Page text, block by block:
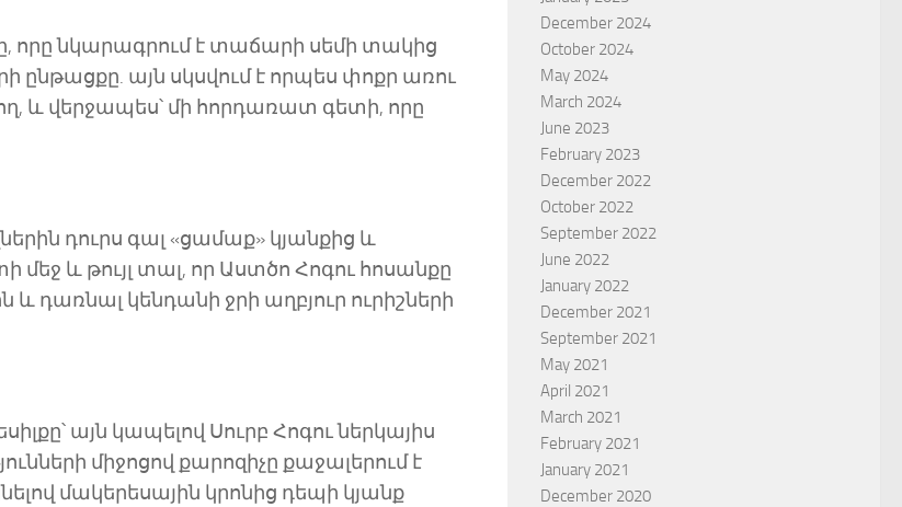
որը նկարագրում է տաճարի սեմի տակից
ընթացքը. այն սկսվում է որպես փոքր առու
և վերջապես՝ մի հորդառատ գետի, որը
դուրս գալ «ցամաք» կյանքից և
և թույլ տալ, որ Աստծո Հոգու հոսանքը
և դառնալ կենդանի ջրի աղբյուր ուրիշների
այն կապելով Սուրբ Հոգու ներկայիս
միջոցով քարոզիչը քաջալերում է
մակերեսային կրոնից դեպի կյանք
December 2024
October 2024
May 2024
March 2024
June 2023
February 2023
December 2022
October 2022
September 2022
June 2022
January 2022
December 2021
September 2021
May 2021
April 2021
March 2021
February 2021
January 2021
December 2020